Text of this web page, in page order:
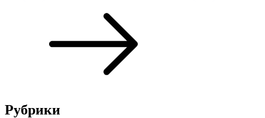
Рубрики